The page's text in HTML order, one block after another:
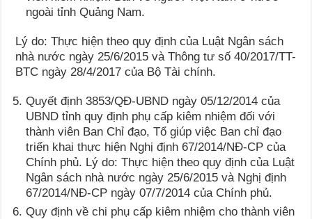
ngoài tỉnh Quảng Nam.
Lý do: Thực hiện theo quy định của Luật Ngân sách
nhà nước ngày 25/6/2015 và Thông tư số 40/2017/TT-
BTC ngày 28/4/2017 của Bộ Tài chính.
Quyết định 3853/QĐ-UBND ngày 05/12/2014 của
UBND tỉnh quy định phụ cấp kiêm nhiệm đối với
thành viên Ban Chỉ đạo, Tổ giúp việc Ban chỉ đạo
triển khai thực hiện Nghị định 67/2014/NĐ-CP của
Chính phủ. Lý do: Thực hiện theo quy định của Luật
Ngân sách nhà nước ngày 25/6/2015 và Nghị định
67/2014/NĐ-CP ngày 07/7/2014 của Chính phủ.
Quy định về chi phụ cấp kiêm nhiệm cho thành viên